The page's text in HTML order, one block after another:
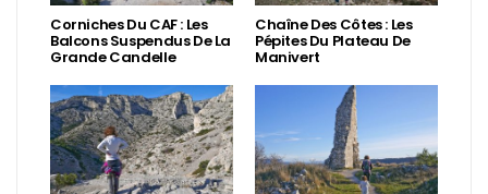
Corniches Du CAF : Les
Balcons Suspendus De La
Grande Candelle
Chaîne Des Côtes : Les
Pépites Du Plateau De
Manivert